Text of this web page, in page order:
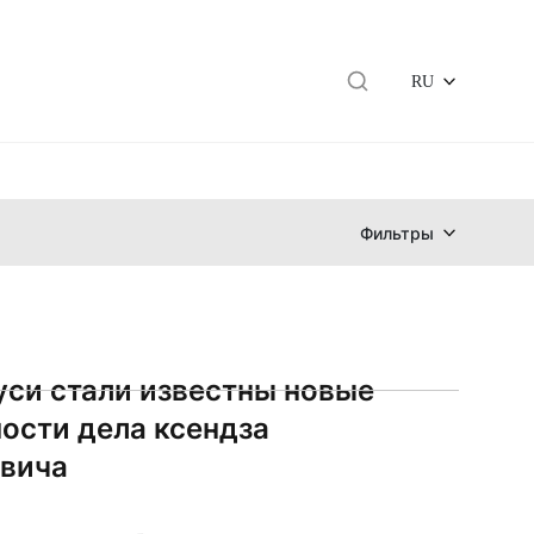
RU
Фильтры
стали известны новые
дела ксендза